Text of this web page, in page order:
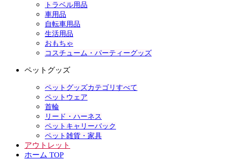
トラベル用品
車用品
自転車用品
生活用品
おもちゃ
コスチューム・パーティーグッズ
ペットグッズ
ペットグッズカテゴリすべて
ペットウェア
首輪
リード・ハーネス
ペットキャリーバック
ペット雑貨・家具
アウトレット
ホーム TOP